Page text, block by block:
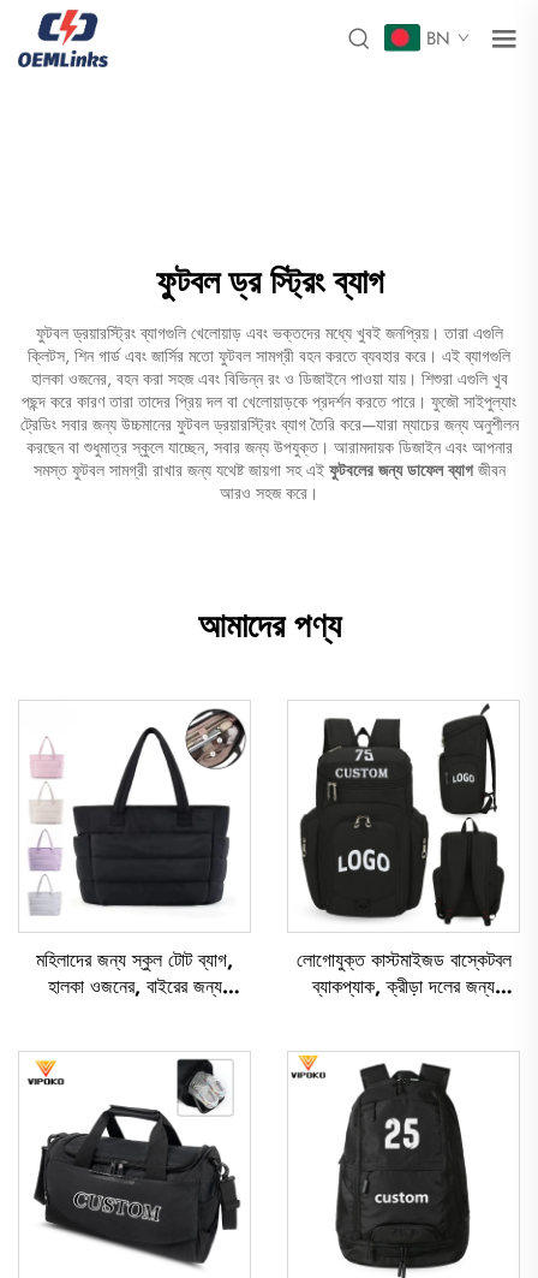
BN
ফুটবল ড্র স্ট্রিং ব্যাগ
ফুটবল ড্রয়ারস্ট্রিং ব্যাগগুলি খেলোয়াড় এবং ভক্তদের মধ্যে খুবই জনপ্রিয়। তারা এগুলি
ক্লিটস, শিন গার্ড এবং জার্সির মতো ফুটবল সামগ্রী বহন করতে ব্যবহার করে। এই ব্যাগগুলি
হালকা ওজনের, বহন করা সহজ এবং বিভিন্ন রং ও ডিজাইনে পাওয়া যায়। শিশুরা এগুলি খুব
পছন্দ করে কারণ তারা তাদের প্রিয় দল বা খেলোয়াড়কে প্রদর্শন করতে পারে। ফুজৌ সাইপুল্যাং
ট্রেডিং সবার জন্য উচ্চমানের ফুটবল ড্রয়ারস্ট্রিং ব্যাগ তৈরি করে—যারা ম্যাচের জন্য অনুশীলন
করছেন বা শুধুমাত্র স্কুলে যাচ্ছেন, সবার জন্য উপযুক্ত। আরামদায়ক ডিজাইন এবং আপনার
সমস্ত ফুটবল সামগ্রী রাখার জন্য যথেষ্ট জায়গা সহ এই ফুটবলের জন্য ডাফেল ব্যাগজীবন
আরও সহজ করে।
আমাদের পণ্য
মহিলাদের জন্য স্কুল টোট ব্যাগ,
হালকা ওজনের, বাইরের জন্য
জন্য জলরোধী পলিএস্টার টোট ব্যাগ
লোগোযুক্ত কাস্টমাইজড বাস্কেটবল
ব্যাকপ্যাক, ক্রীড়া দলের জন্য
ফুটবল ও বাস্কেটবল ব্যাগ